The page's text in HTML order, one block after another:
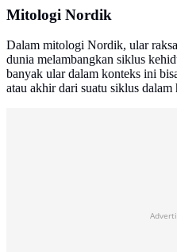
Mitologi Nordik
Dalam mitologi Nordik, ular
dunia melambangkan siklus
banyak ular dalam konteks ini
atau akhir dari suatu siklus dalam